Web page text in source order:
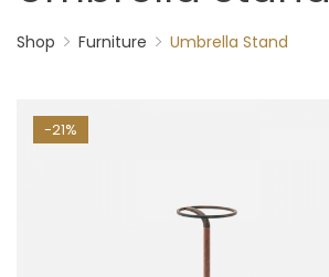
Shop Furniture Umbrella Stand
-21%